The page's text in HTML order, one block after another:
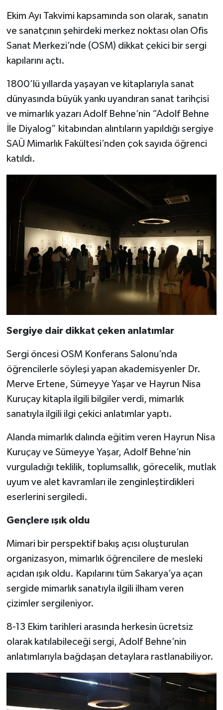
Ekim Ayı Takvimi kapsamında son olarak, sanatın
ve sanatçının şehirdeki merkez noktası olan Ofis
Sanat Merkezi’nde (OSM) dikkat çekici bir sergi
kapılarını açtı.
1800’lü yıllarda yaşayan ve kitaplarıyla sanat
dünyasında büyük yankı uyandıran sanat tarihçisi
ve mimarlık yazarı Adolf Behne’nin “Adolf Behne
İle Diyalog” kitabından alıntıların yapıldığı sergiye
SAÜ Mimarlık Fakültesi’nden çok sayıda öğrenci
katıldı.
Sergiye dair dikkat çeken anlatımlar
Sergi öncesi OSM Konferans Salonu’nda
öğrencilerle söyleşi yapan akademisyenler Dr.
Merve Ertene, Sümeyye Yaşar ve Hayrun Nisa
Kuruçay kitapla ilgili bilgiler verdi, mimarlık
sanatıyla ilgili ilgi çekici anlatımlar yaptı.
Alanda mimarlık dalında eğitim veren Hayrun Nisa
Kuruçay ve Sümeyye Yaşar, Adolf Behne’nin
vurguladığı teklilik, toplumsallık, görecelik, mutlak
uyum ve alet kavramları ile zenginleştirdikleri
eserlerini sergiledi.
Gençlere ışık oldu
Mimari bir perspektif bakış açısı oluşturulan
organizasyon, mimarlık öğrencilere de mesleki
açıdan ışık oldu. Kapılarını tüm Sakarya’ya açan
sergide mimarlık sanatıyla ilgili ilham veren
çizimler sergileniyor.
8-13 Ekim tarihleri arasında herkesin ücretsiz
olarak katılabileceği sergi, Adolf Behne’nin
anlatımlarıyla bağdaşan detaylara rastlanabiliyor.